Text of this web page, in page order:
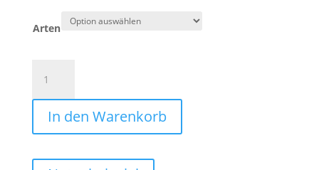
Arten
meine
Liebsten
(Polka)
Menge
In den Warenkorb